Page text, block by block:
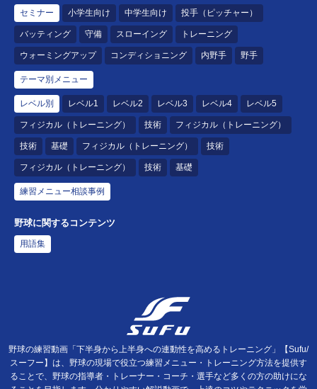
セミナー 小学生向け 中学生向け 投手（ピッチャー）
バッティング 守備 スローイング トレーニング
ウォーミングアップ コンディショニング 内野手 野手
テーマ別メニュー
レベル別 レベル1 レベル2 レベル3 レベル4 レベル5
フィジカル（トレーニング） 技術 フィジカル（トレーニング）
技術 基礎 フィジカル（トレーニング） 技術
フィジカル（トレーニング） 技術 基礎
練習メニュー相談事例
野球に関するコンテンツ
用語集
野球の練習動画「下半身から上半身への連動性を高めるトレーニング」【Sufu/
スーフー】は、野球の現場で役立つ練習メニュー・トレーニング方法を提供す
ることで、野球の指導者・トレーナー・コーチ・選手など多くの方の助けにな